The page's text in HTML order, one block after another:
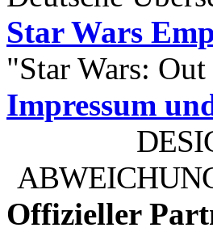
Star Wars
"Star Wars:
Impressum
Offizieller